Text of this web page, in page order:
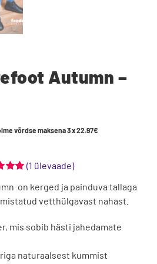
Autumn –
võrdse maksena 3 x22.97€
(1 ülevaade)
on kerged ja painduva tallaga
vetthülgavast nahast.
mis sobib hästi jahedamate
naturaalsest kummist